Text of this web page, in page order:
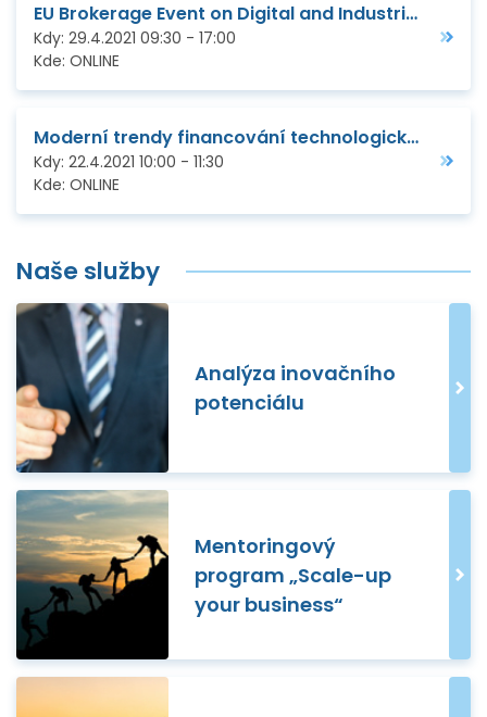
EU Brokerage Event on Digital and Industrial Technologies, Mobility, Open Innovation Test Beds a M-ERA.NET
Kdy: 29.4.2021 09:30 - 17:00
Kde: ONLINE
Moderní trendy financování technologických firem
Kdy: 22.4.2021 10:00 - 11:30
Kde: ONLINE
Naše služby
Analýza inovačního
potenciálu
Mentoringový
program „Scale-up
your business“